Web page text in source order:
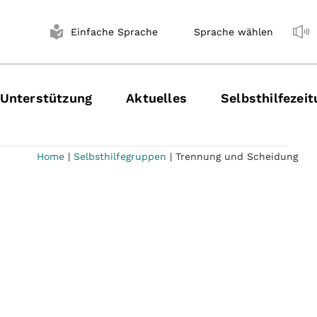
Einfache Sprache Sprache wählen
Unterstützung Aktuelles
Home| Selbsthilfegruppen | Trennung und Scheidung